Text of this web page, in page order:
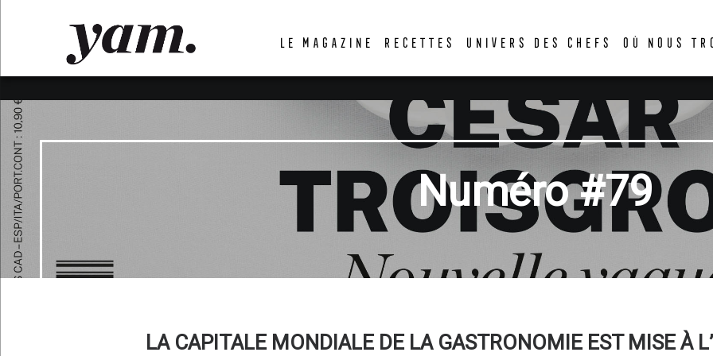
LE MAGAZINE RECETTES UNIVERS DES CHEFS OÙ NOUS
Numéro #79
LA CAPITALE MONDIALE DE LA GASTRONOMIE EST MISE À